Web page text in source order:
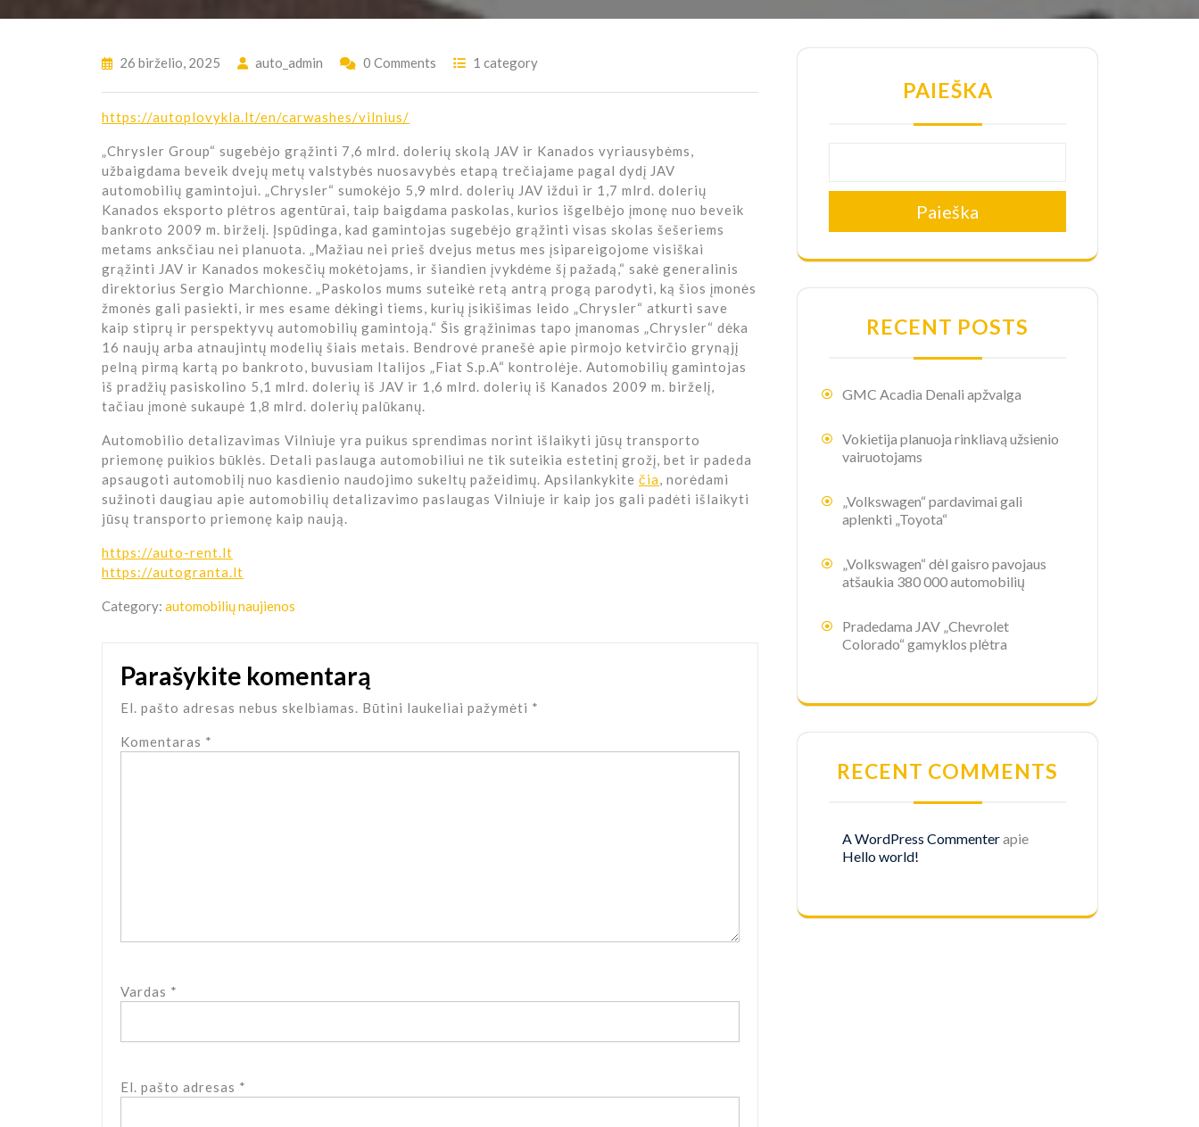
26 birželio, 2025 auto_admin 0 Comments 1 category
https://autoplovykla.lt/en/carwashes/vilnius/
„Chrysler Group“ sugebėjo grąžinti 7,6 mlrd. dolerių skolą JAV ir Kanados vyriausybėms,
užbaigdama beveik dvejų metų valstybės nuosavybės etapą trečiajame pagal dydį JAV
automobilių gamintojui. „Chrysler“ sumokėjo 5,9 mlrd. dolerių JAV iždui ir 1,7 mlrd. dolerių
Kanados eksporto plėtros agentūrai, taip baigdama paskolas, kurios išgelbėjo įmonę nuo beveik
bankroto 2009 m. birželį. Įspūdinga, kad gamintojas sugebėjo grąžinti visas skolas šešeriems
metams anksčiau nei planuota. „Mažiau nei prieš dvejus metus mes įsipareigojome visiškai
grąžinti JAV ir Kanados mokesčių mokėtojams, ir šiandien įvykdėme šį pažadą,“ sakė generalinis
direktorius Sergio Marchionne. „Paskolos mums suteikė retą antrą progą parodyti, ką šios įmonės
žmonės gali pasiekti, ir mes esame dėkingi tiems, kurių įsikišimas leido „Chrysler“ atkurti save
kaip stiprų ir perspektyvų automobilių gamintoją.“ Šis grąžinimas tapo įmanomas „Chrysler“ dėka
16 naujų arba atnaujintų modelių šiais metais. Bendrovė pranešė apie pirmojo ketvirčio grynąjį
pelną pirmą kartą po bankroto, buvusiam Italijos „Fiat S.p.A“ kontrolėje. Automobilių gamintojas
iš pradžių pasiskolino 5,1 mlrd. dolerių iš JAV ir 1,6 mlrd. dolerių iš Kanados 2009 m. birželį,
tačiau įmonė sukaupė 1,8 mlrd. dolerių palūkanų.
Automobilio detalizavimas Vilniuje yra puikus sprendimas norint išlaikyti jūsų transporto
priemonę puikios būklės. Detali paslauga automobiliui ne tik suteikia estetinį grožį, bet ir padeda
apsaugoti automobilį nuo kasdienio naudojimo sukeltų pažeidimų. Apsilankykite čia, norėdami
sužinoti daugiau apie automobilių detalizavimo paslaugas Vilniuje ir kaip jos gali padėti išlaikyti
jūsų transporto priemonę kaip naują.
https://auto-rent.lt
https://autogranta.lt
Category: automobilių naujienos
Parašykite komentarą
El. pašto adresas nebus skelbiamas. Būtini laukeliai pažymėti *
Komentaras *
Vardas *
El. pašto adresas *
PAIEŠKA
Paieška
RECENT POSTS
GMC Acadia Denali apžvalga
Vokietija planuoja rinkliavą užsienio
vairuotojams
„Volkswagen“ pardavimai gali
aplenkti „Toyota“
„Volkswagen“ dėl gaisro pavojaus
atšaukia 380 000 automobilių
Pradedama JAV „Chevrolet
Colorado“ gamyklos plėtra
RECENT COMMENTS
A WordPress Commenterapie
Hello world!